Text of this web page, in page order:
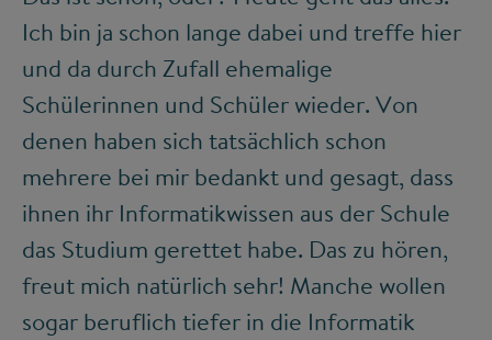
Ich bin ja schon lange dabei und treffe hier
und da durch Zufall ehemalige
Schülerinnen und Schüler wieder. Von
denen haben sich tatsächlich schon
mehrere bei mir bedankt und gesagt, dass
ihnen ihr Informatikwissen aus der Schule
das Studium gerettet habe. Das zu hören,
freut mich natürlich sehr! Manche wollen
sogar beruflich tiefer in die Informatik